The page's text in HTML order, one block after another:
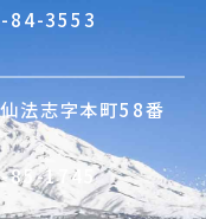
84-3553
法志字本町58番
85-1745